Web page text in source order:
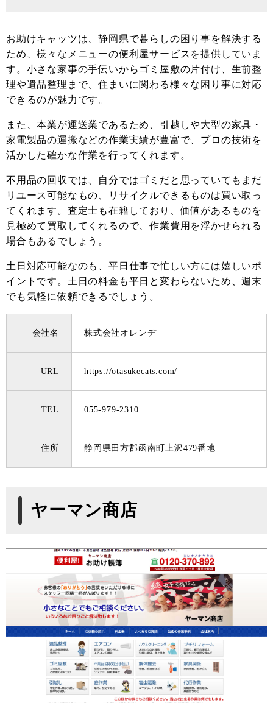
お助けキャッツは、静岡県で暮らしの困り事を解決する
ため、様々なメニューの便利屋サービスを提供していま
す。小さな家事の手伝いからゴミ屋敷の片付け、生前整
理や遺品整理まで、住まいに関わる様々な困り事に対応
できるのが魅力です。
また、本業が運送業であるため、引越しや大型の家具・
家電製品の運搬などの作業実績が豊富で、プロの技術を
活かした確かな作業を行ってくれます。
不用品の回収では、自分ではゴミだと思っていてもまだ
リユース可能なもの、リサイクルできるものは買い取っ
てくれます。査定士も在籍しており、価値があるものを
見極めて買取してくれるので、作業費用を浮かせられる
場合もあるでしょう。
土日対応可能なのも、平日仕事で忙しい方には嬉しいポ
イントです。土日の料金も平日と変わらないため、週末
でも気軽に依頼できるでしょう。
会社名 株式会社オレンヂ
URL https://otasukecats.com/
TEL 055-979-2310
住所 静岡県田方郡函南町上沢479番地
ヤーマン商店